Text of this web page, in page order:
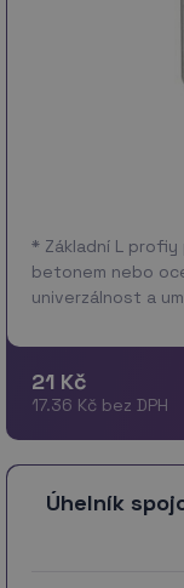
* Základní L
betonem nebo
univerzálnost a
21 Kč
17.36 Kč bez DPH
Úhelník